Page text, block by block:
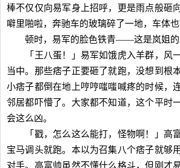
棒不仅仅向易军身上招呼，更是雨点般砸
噼里啪啦，奔驰车的玻璃碎了一地，车体也
顿时，易军的脸色铁青——这是岚姐的
「王八蛋！」易军如饿虎入羊群，风
当中。那些痞子正要砸了就跑，没想到根
小痞子都倒在地上哼哼嗤嗤喊疼的时候，
邻居都吓懵了。大家都不知道，这个平时
会这么凶。
「戳，怎么这么能打，怪物啊！」高
宝马调头就跑。本以为召集八个痞子就够
对手。高富帅虽然不懂什么格斗，但刚才